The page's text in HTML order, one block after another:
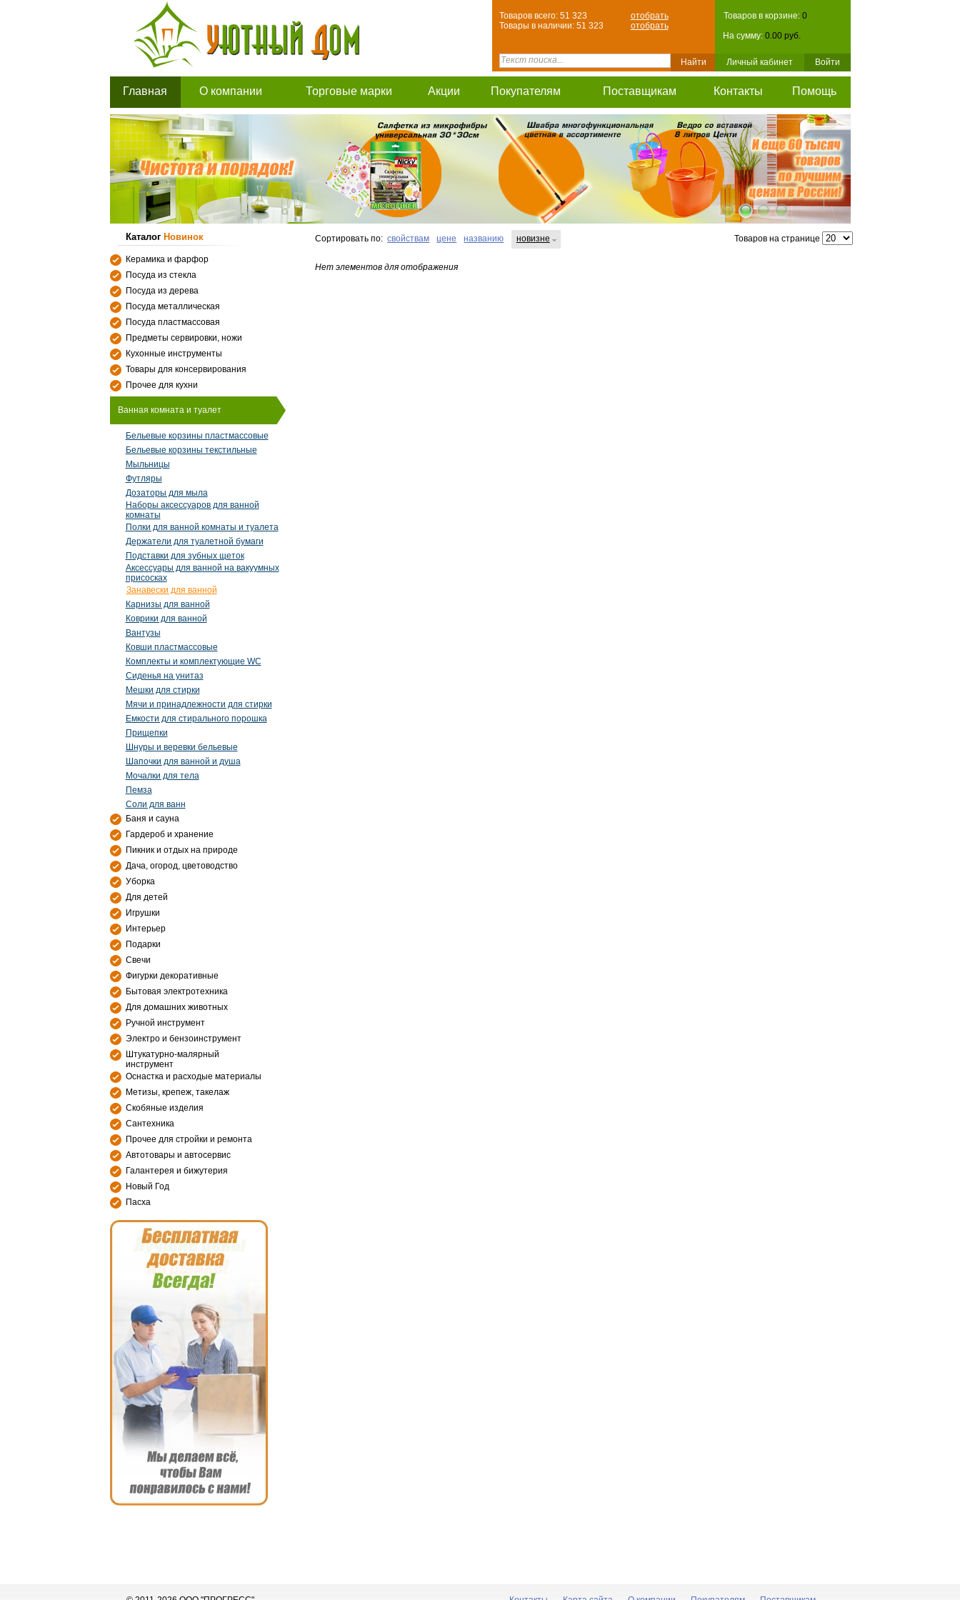
Товаров в корзине: 0
На сумму: 0.00 руб.
Личный кабинет Войти
Товаров всего: 51 323
отобрать
Товары в наличии: 51 323
отобрать
Главная О компании Торговые марки Акции Покупателям Поставщикам Контакты Помощь
Каталог Новинок
Керамика и фарфор
Посуда из стекла
Посуда из дерева
Посуда металлическая
Посуда пластмассовая
Предметы сервировки, ножи
Кухонные инструменты
Товары для консервирования
Прочее для кухни
Ванная комната и туалет
Бельевые корзины пластмассовые
Бельевые корзины текстильные
Мыльницы
Футляры
Дозаторы для мыла
Наборы аксессуаров для ванной
комнаты
Полки для ванной комнаты и туалета
Держатели для туалетной бумаги
Подставки для зубных щеток
Аксессуары для ванной на вакуумных
присосках
Занавески для ванной
Карнизы для ванной
Коврики для ванной
Вантузы
Ковши пластмассовые
Комплекты и комплектующие WC
Сиденья на унитаз
Мешки для стирки
Мячи и принадлежности для стирки
Емкости для стирального порошка
Прищепки
Шнуры и веревки бельевые
Шапочки для ванной и душа
Мочалки для тела
Пемза
Соли для ванн
Баня и сауна
Гардероб и хранение
Пикник и отдых на природе
Дача, огород, цветоводство
Уборка
Для детей
Игрушки
Интерьер
Подарки
Свечи
Фигурки декоративные
Бытовая электротехника
Для домашних животных
Ручной инструмент
Электро и бензоинструмент
Штукатурно-малярный
инструмент
Оснастка и расходые материалы
Метизы, крепеж, такелаж
Скобяные изделия
Сантехника
Прочее для стройки и ремонта
Автотовары и автосервис
Галантерея и бижутерия
Новый Год
Пасха
Сортировать по: свойствам цене названию новизне Товаров на странице
Нет элементов для отображения